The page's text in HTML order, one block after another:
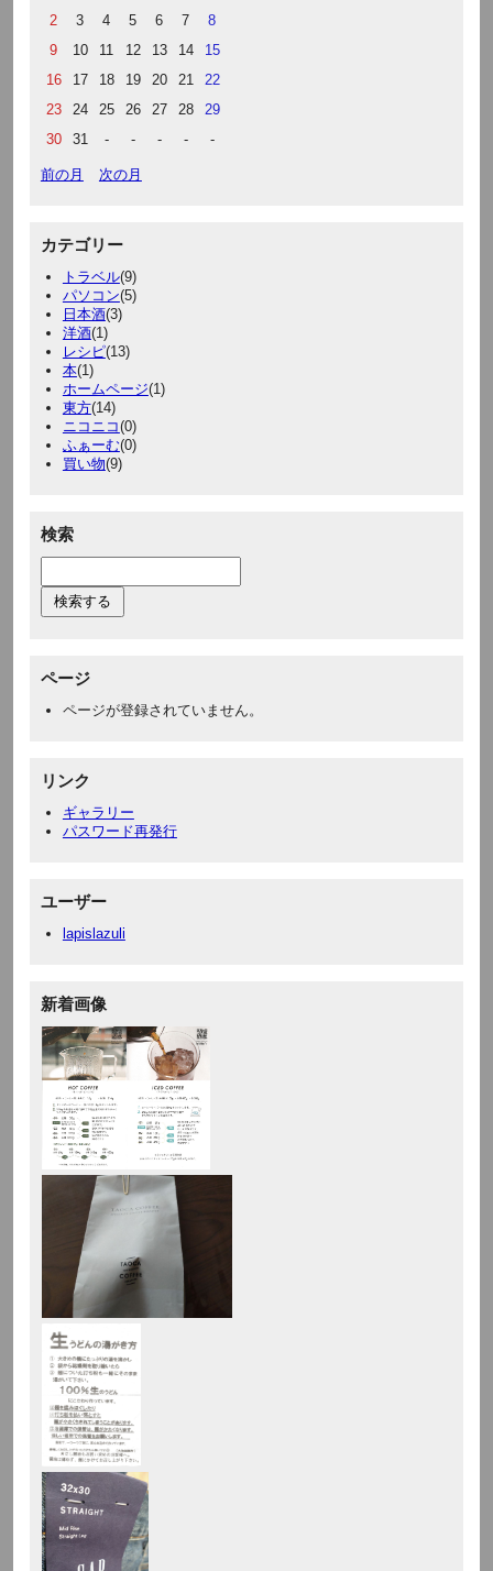
2
3 4 5 6 7
8
9
10 11 12 13 14
15
16
17 18 19 20 21
22
23
24 25 26 27 28
29
30
31 - - - - -
前の月 次の月
カテゴリー
トラベル(9)
パソコン(5)
日本酒(3)
洋酒(1)
レシピ(13)
本(1)
ホームページ(1)
東方(14)
ニコニコ(0)
ふぁーむ(0)
買い物(9)
検索
ページ
ページが登録されていません。
リンク
ギャラリー
パスワード再発行
ユーザー
lapislazuli
新着画像